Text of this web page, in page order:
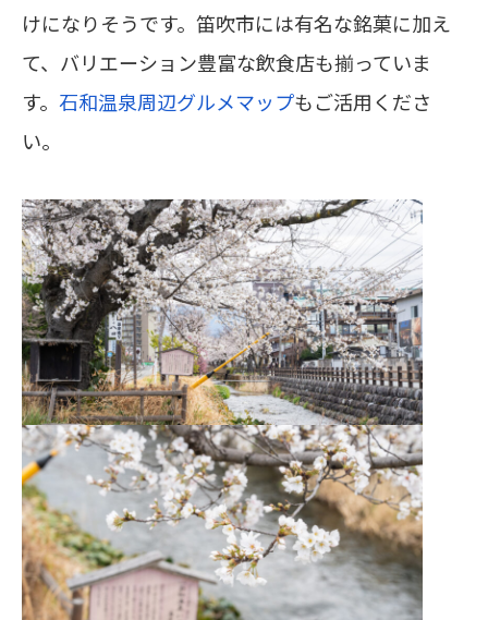
けになりそうです。笛吹市には有名な銘菓に加え
て、バリエーション豊富な飲食店も揃っていま
す。 石和温泉周辺グルメマップもご活用くださ
い。